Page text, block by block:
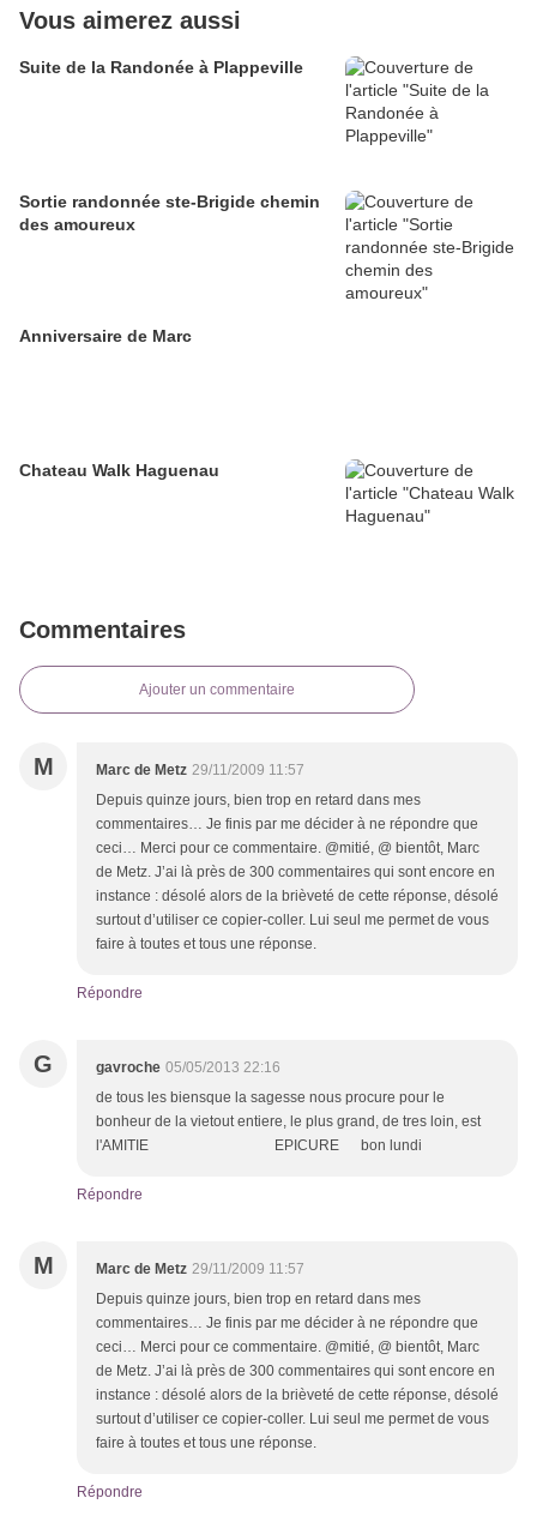
Vous aimerez aussi
Suite de la Randonée à Plappeville
Sortie randonnée ste-Brigide chemin
des amoureux
Anniversaire de Marc
Chateau Walk Haguenau
Commentaires
Ajouter un commentaire
M Marc de Metz 29/11/2009 11:57
Depuis quinze jours, bien trop en retard dans mes
commentaires… Je finis par me décider à ne répondre que
ceci… Merci pour ce commentaire. @mitié, @ bientôt, Marc
de Metz. J’ai là près de 300 commentaires qui sont encore en
instance : désolé alors de la brièveté de cette réponse, désolé
surtout d’utiliser ce copier-coller. Lui seul me permet de vous
faire à toutes et tous une réponse.
Répondre
G gavroche 05/05/2013 22:16
de tous les biensque la sagesse nous procure pour le
bonheur de la vietout entiere, le plus grand, de tres loin, est
l'AMITIE EPICURE bon lundi
Répondre
M Marc de Metz 29/11/2009 11:57
Depuis quinze jours, bien trop en retard dans mes
commentaires… Je finis par me décider à ne répondre que
ceci… Merci pour ce commentaire. @mitié, @ bientôt, Marc
de Metz. J’ai là près de 300 commentaires qui sont encore en
instance : désolé alors de la brièveté de cette réponse, désolé
surtout d’utiliser ce copier-coller. Lui seul me permet de vous
faire à toutes et tous une réponse.
Répondre